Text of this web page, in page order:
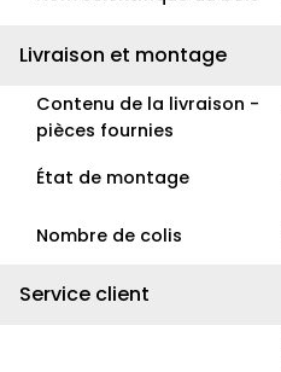
Livraison et montage
Contenu de la livraison -
pièces fournies
État de montage
Nombre de colis
Service client